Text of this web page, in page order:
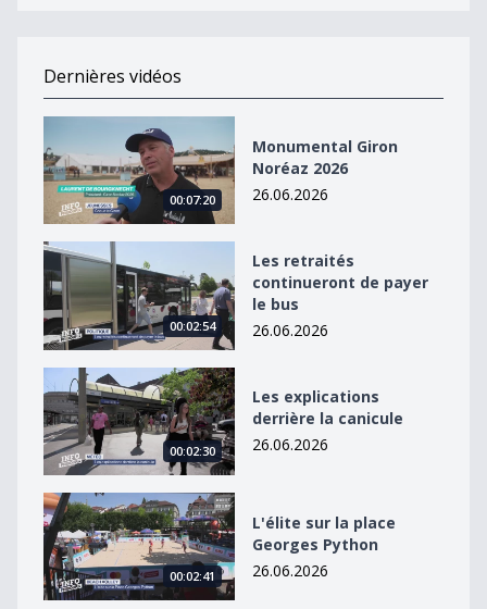
Dernières vidéos
Monumental Giron Noréaz 2026
00:07:20
Monumental Giron
Noréaz 2026
26.06.2026
Les retraités continueront de payer le bus
00:02:54
Les retraités
continueront de payer
le bus
26.06.2026
Les explications derrière la canicule
00:02:30
Les explications
derrière la canicule
26.06.2026
L&#039;élite sur la place Georges Python
00:02:41
L'élite sur la place
Georges Python
26.06.2026